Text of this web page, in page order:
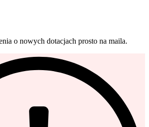
o nowych dotacjach prosto na maila.